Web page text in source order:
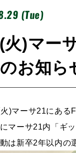
(Tue)
火)マー
お知ら
)マーサ21にある
マーサ21内「ギ
は新卒2年以内の